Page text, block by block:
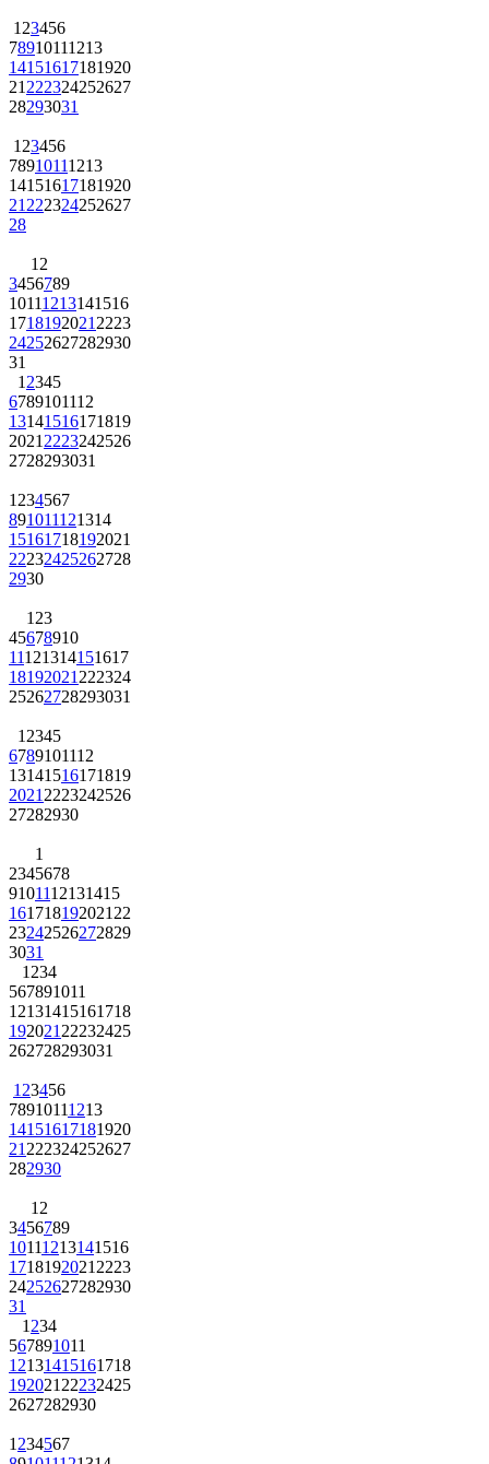
1 23456
78910111213
14151617181920
21 222324252627
28293031
1 23456
78910111213
14151617181920
21 222324252627
28
1 2
3456789
10111213141516
1718192021 2223
24252627282930
31
1 2345
6789101112
13141516171819
2021 2223242526
2728293031
1 234567
891011121314
15161718192021
22232425262728
2930
1 23
45678910
11121314151617
18192021 222324
25262728293031
1 2345
6789101112
13141516171819
2021 2223242526
27282930
1
2345678
9101112131415
161718192021 22
23242526272829
3031
1 234
567891011
12131415161718
192021 22232425
262728293031
1 23456
78910111213
14151617181920
21 222324252627
282930
1 2
3456789
10111213141516
1718192021 2223
24252627282930
31
1 234
567891011
12131415161718
192021 22232425
2627282930
1 234567